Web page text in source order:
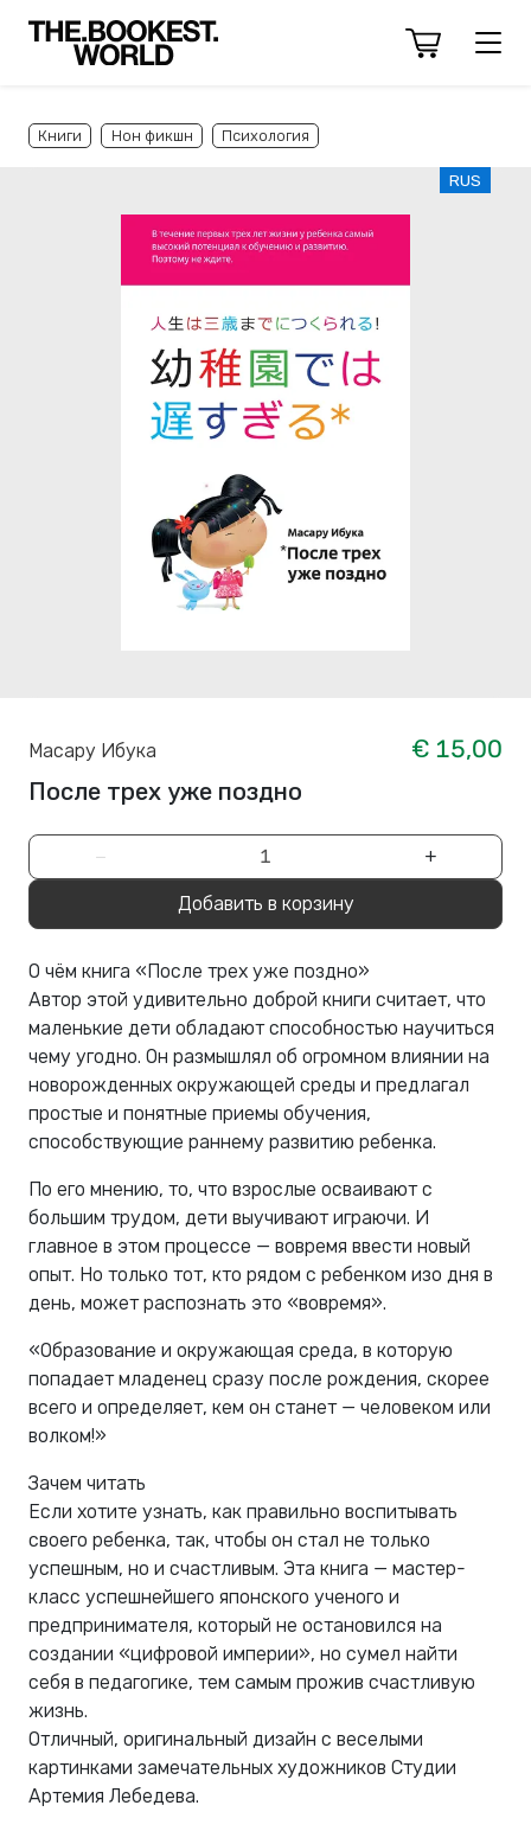
Книги Нон фикшн Психология
RUS
Масару Ибука
€ 15,00
После трех уже поздно
− +
Добавить в корзину
О чём книга «После трех уже поздно»
Автор этой удивительно доброй книги считает, что
маленькие дети обладают способностью научиться
чему угодно. Он размышлял об огромном влиянии на
новорожденных окружающей среды и предлагал
простые и понятные приемы обучения,
способствующие раннему развитию ребенка.
По его мнению, то, что взрослые осваивают с
большим трудом, дети выучивают играючи. И
главное в этом процессе — вовремя ввести новый
опыт. Но только тот, кто рядом с ребенком изо дня в
день, может распознать это «вовремя».
«Образование и окружающая среда, в которую
попадает младенец сразу после рождения, скорее
всего и определяет, кем он станет — человеком или
волком!»
Зачем читать
Если хотите узнать, как правильно воспитывать
своего ребенка, так, чтобы он стал не только
успешным, но и счастливым. Эта книга — мастер-
класс успешнейшего японского ученого и
предпринимателя, который не остановился на
создании «цифровой империи», но cумел найти
себя в педагогике, тем самым прожив счастливую
жизнь.
Отличный, оригинальный дизайн с веселыми
картинками замечательных художников Студии
Артемия Лебедева.